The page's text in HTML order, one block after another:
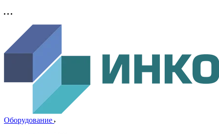
Оборудование